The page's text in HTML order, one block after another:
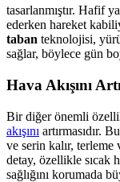
tasarlanmıştır. Hafif
ederken hareket
taban teknolojisi,
sağlar, böylece gün
Hava Akışını
Bir diğer önemli
akışını artırmasıdır.
ve serin kalır,
detay, özellikle sıcak
sağlığını korumada